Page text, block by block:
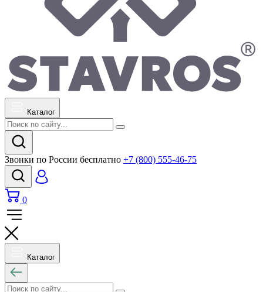
Каталог
Звонки по России бесплатно +7 (800) 555-46-75
0
Каталог